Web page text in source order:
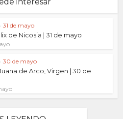
• 31 de mayo
de Nicosia | 31 de mayo
• 30 de mayo
de Arco, Virgen | 30 de